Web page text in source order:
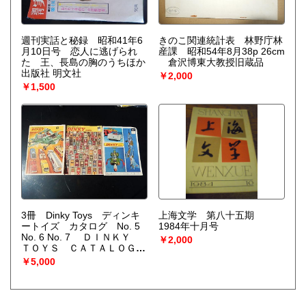
週刊実話と秘録 昭和41年6
月10日号 恋人に逃げられ
た 王、長島の胸のうちほか
出版社 明文社
￥1,500
きのこ関連統計表 林野庁林
産課 昭和54年8月38p 26cm
倉沢博東大教授旧蔵品
￥2,000
3冊 Dinky Toys ディンキ
ートイズ カタログ No. 5
No. 6 No. 7 ＤＩＮＫＹ
ＴＯＹＳ ＣＡＴＡＬＯＧ
ミニカー チェック跡ありま
す。Dinky Toysは、Meccano
ストzamac亜鉛合金ミニチュ
￥5,000
上海文学 第八十五期
1984年十月号
￥2,000